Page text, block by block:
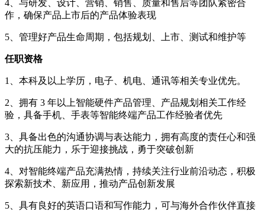
4、与研发、设计、营销、销售、质量和售后等团队紧密合
作，确保产品上市后的产品体验表现
5、管理好产品生命周期，包括规划、上市、测试和维护等
任职资格
1、本科及以上学历，电子、机电、通讯等相关专业优先。
2、拥有 3 年以上智能硬件产品管理、产品规划相关工作经
验，具备手机、手表等智能终端产品工作经验者优先
3、具备出色的沟通协调与表达能力，拥有高度的责任心和强
大的抗压能力，乐于迎接挑战，勇于突破创新
4、对智能终端产品充满热情，持续关注行业前沿动态，积极
探索新技术、新应用，推动产品创新发展
5、具有良好的英语口语和写作能力，可与海外合作伙伴直接